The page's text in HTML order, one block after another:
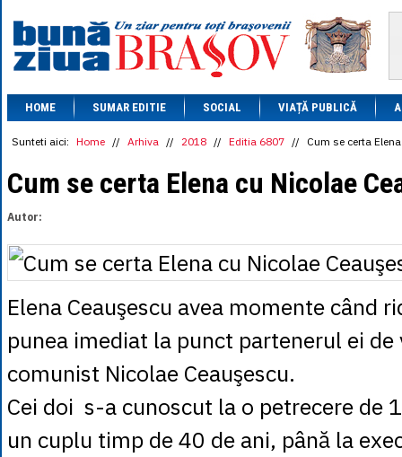
= 5.8304
1 XAU= 464.4611
1 AED= 1.1933
1 AUD= 2.7957
1 BGN= 2.5449
1 CAD= 3.1559
1 CHF= 5.2813
1 CNY= 0.6015
1 DKK
= 0.6668
1 EGP= 0.0860
1 MDL= 0.2538
1 MXN= 0.2227
1 NOK= 0.4191
1 NZD= 2.6097
= 1.1646
1 RSD = 0.0425
= 0.1141
1 UAH = 0.1048
1 XDR
= 5.9383
1 ZAR = 0.2318
HOME SUMAR EDITIE SOCIAL VIAȚĂ PUBLICĂ
Sunteti aici: Home // Arhiva // 2018 // Editia 6807 // Cum se certa
Cum se certa Elena cu Nicolae
Autor:
Elena Ceauşescu avea momente când
punea imediat la punct partenerul ei
comunist Nicolae Ceauşescu.
Cei doi s-a cunoscut la o petrecere de
un cuplu timp de 40 de ani, până la